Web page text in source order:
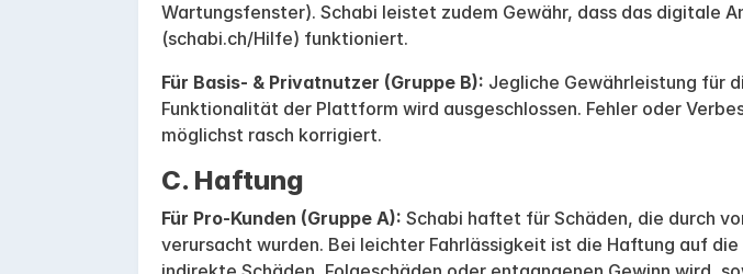
Wartungsfenster). Schabi leistet zudem Gewähr, dass das digitale
(schabi.ch/Hilfe) funktioniert.
Für Basis- & Privatnutzer (Gruppe B): Jegliche Gewährleistung für
Funktionalität der Plattform wird ausgeschlossen. Fehler oder
möglichst rasch korrigiert.
C. Haftung
Für Pro-Kunden (Gruppe A): Schabi haftet für Schäden, die durch
verursacht wurden. Bei leichter Fahrlässigkeit ist die Haftung auf